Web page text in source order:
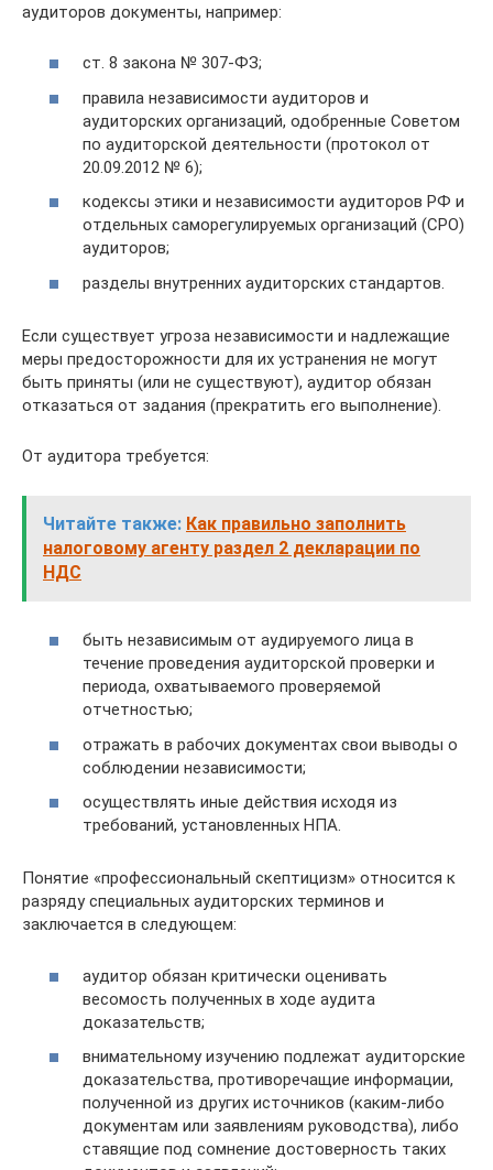
аудиторов документы, например:
ст. 8 закона № 307-ФЗ;
правила независимости аудиторов и
аудиторских организаций, одобренные Советом
по аудиторской деятельности (протокол от
20.09.2012 № 6);
кодексы этики и независимости аудиторов РФ и
отдельных саморегулируемых организаций (СРО)
аудиторов;
разделы внутренних аудиторских стандартов.
Если существует угроза независимости и надлежащие
меры предосторожности для их устранения не могут
быть приняты (или не существуют), аудитор обязан
отказаться от задания (прекратить его выполнение).
От аудитора требуется:
Читайте также: Как правильно заполнить
налоговому агенту раздел 2 декларации по
НДС
быть независимым от аудируемого лица в
течение проведения аудиторской проверки и
периода, охватываемого проверяемой
отчетностью;
отражать в рабочих документах свои выводы о
соблюдении независимости;
осуществлять иные действия исходя из
требований, установленных НПА.
Понятие «профессиональный скептицизм» относится к
разряду специальных аудиторских терминов и
заключается в следующем:
аудитор обязан критически оценивать
весомость полученных в ходе аудита
доказательств;
внимательному изучению подлежат аудиторские
доказательства, противоречащие информации,
полученной из других источников (каким-либо
документам или заявлениям руководства), либо
ставящие под сомнение достоверность таких